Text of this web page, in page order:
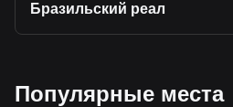
Бразильский реал
Популярные места